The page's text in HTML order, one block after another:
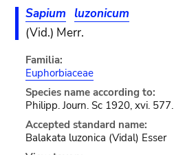
Sapium
luzonicum
(Vid.) Merr.
Familia:
Euphorbiaceae
Species name according to:
Philipp. Journ. Sc 1920, xvi. 577.
Accepted standard name:
Balakata luzonica (Vidal) Esser